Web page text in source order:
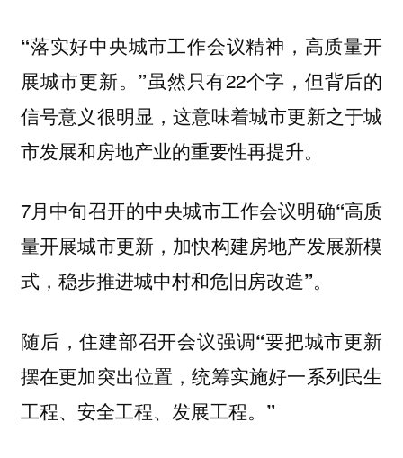
“落实好中央城市工作会议精神，高质量开
展城市更新。”虽然只有22个字，但背后的
信号意义很明显，这意味着城市更新之于城
市发展和房地产业的重要性再提升。
7月中旬召开的中央城市工作会议明确“高质
量开展城市更新，加快构建房地产发展新模
式，稳步推进城中村和危旧房改造”。
随后，住建部召开会议强调“要把城市更新
摆在更加突出位置，统筹实施好一系列民生
工程、安全工程、发展工程。”